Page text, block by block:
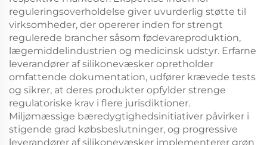
reguleringsoverholdelse giver uvurderlig støtte til
virksomheder, der opererer inden for strengt
regulerede brancher såsom fødevareproduktion,
lægemiddelindustrien og medicinsk udstyr. Erfarne
leverandører af silikonevæsker opretholder
omfattende dokumentation, udfører krævede tests
og sikrer, at deres produkter opfylder strenge
regulatoriske krav i flere jurisdiktioner.
Miljømæssige bæredygtighedsinitiativer påvirker i
stigende grad købsbeslutninger, og progressive
leverandører af silikonevæsker implementerer grøn